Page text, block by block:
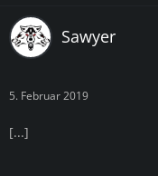
Sawyer
5. Februar 2019
[...]